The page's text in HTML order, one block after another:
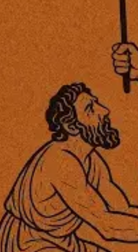
בעוד מקומות
קשר